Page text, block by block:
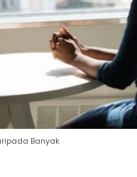
Banyak